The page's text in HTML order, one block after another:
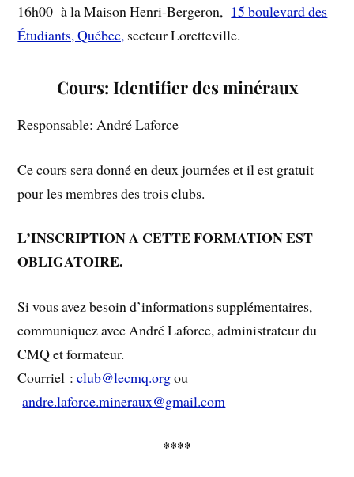
16h00 à la Maison Henri-Bergeron, 15 boulevard des
Étudiants, Québec, secteur Loretteville.
Cours: Identifier des minéraux
Responsable: André Laforce
Ce cours sera donné en deux journées et il est gratuit
pour les membres des trois clubs.
L’INSCRIPTION A CETTE FORMATION EST
OBLIGATOIRE.
Si vous avez besoin d’informations supplémentaires,
communiquez avec André Laforce, administrateur du
CMQ et formateur.
Courriel :club@lecmq.orgou
andre.laforce.mineraux@gmail.com
****